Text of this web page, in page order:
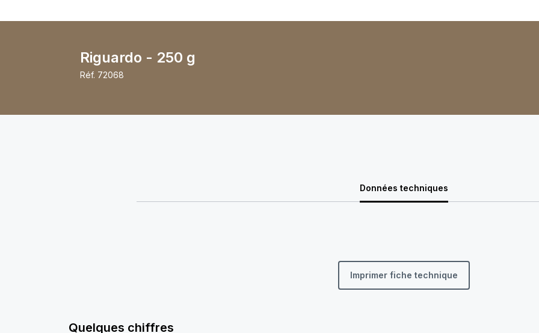
Riguardo - 250 g
Réf. 72068
Données techniques
Imprimer fiche technique
Quelques chiffres